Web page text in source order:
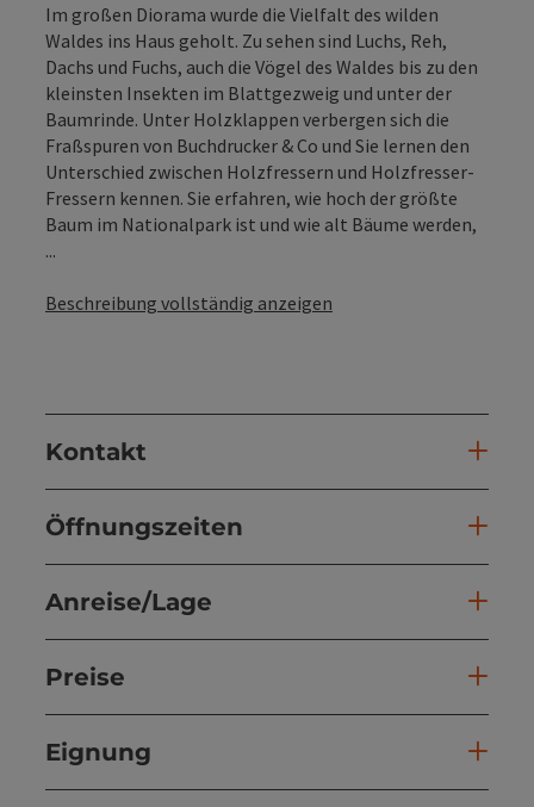
Im großen Diorama wurde die Vielfalt des wilden
Waldes ins Haus geholt. Zu sehen sind Luchs, Reh,
Dachs und Fuchs, auch die Vögel des Waldes bis zu den
kleinsten Insekten im Blattgezweig und unter der
Baumrinde. Unter Holzklappen verbergen sich die
Fraßspuren von Buchdrucker & Co und Sie lernen den
Unterschied zwischen Holzfressern und Holzfresser-
Fressern kennen. Sie erfahren, wie hoch der größte
Baum im Nationalpark ist und wie alt Bäume werden,
...
Beschreibung vollständig anzeigen
Kontakt
Öffnungszeiten
Anreise/Lage
Preise
Eignung